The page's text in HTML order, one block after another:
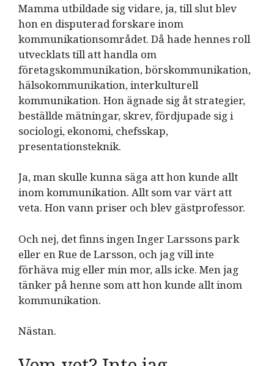
Mamma utbildade sig vidare, ja, till slut blev
hon en disputerad forskare inom
kommunikationsområdet. Då hade hennes roll
utvecklats till att handla om
företagskommunikation, börskommunikation,
hälsokommunikation, interkulturell
kommunikation. Hon ägnade sig åt strategier,
beställde mätningar, skrev, fördjupade sig i
sociologi, ekonomi, chefsskap,
presentationsteknik.
Ja, man skulle kunna säga att hon kunde allt
inom kommunikation. Allt som var värt att
veta. Hon vann priser och blev gästprofessor.
Och nej, det finns ingen Inger Larssons park
eller en Rue de Larsson, och jag vill inte
förhäva mig eller min mor, alls icke. Men jag
tänker på henne som att hon kunde allt inom
kommunikation.
Nästan.